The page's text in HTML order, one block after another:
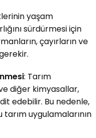
yaşam
sürdürmesi için
çayırların ve
: Tarım
diğer kimyasallar,
edebilir. Bu nedenle,
uygulamalarının